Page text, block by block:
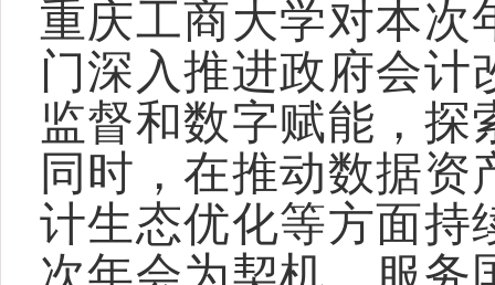
重庆工商大学对本次
门深入推进政府会计
监督和数字赋能，探
同时，在推动数据
计生态优化等方面持